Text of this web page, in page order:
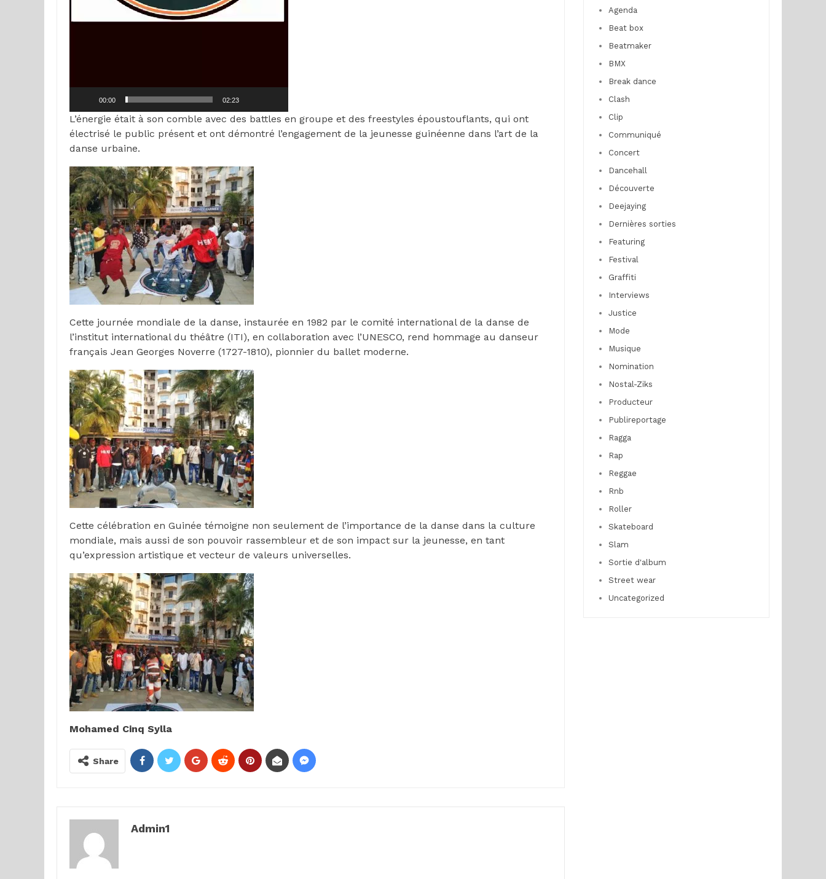
00:00 02:23
L’énergie était à son comble avec des battles en groupe et des freestyles époustouflants, qui ont
électrisé le public présent et ont démontré l’engagement de la jeunesse guinéenne dans l’art de la
danse urbaine.
Cette journée mondiale de la danse, instaurée en 1982 par le comité international de la danse de
l’institut international du théâtre (ITI), en collaboration avec l’UNESCO, rend hommage au danseur
français Jean Georges Noverre (1727-1810), pionnier du ballet moderne.
Cette célébration en Guinée témoigne non seulement de l’importance de la danse dans la culture
mondiale, mais aussi de son pouvoir rassembleur et de son impact sur la jeunesse, en tant
qu’expression artistique et vecteur de valeurs universelles.
Mohamed Cinq Sylla
Share
Admin1
Agenda
Beat box
Beatmaker
BMX
Break dance
Clash
Clip
Communiqué
Concert
Dancehall
Découverte
Deejaying
Dernières sorties
Featuring
Festival
Graffiti
Interviews
Justice
Mode
Musique
Nomination
Nostal-Ziks
Producteur
Publireportage
Ragga
Rap
Reggae
Rnb
Roller
Skateboard
Slam
Sortie d'album
Street wear
Uncategorized